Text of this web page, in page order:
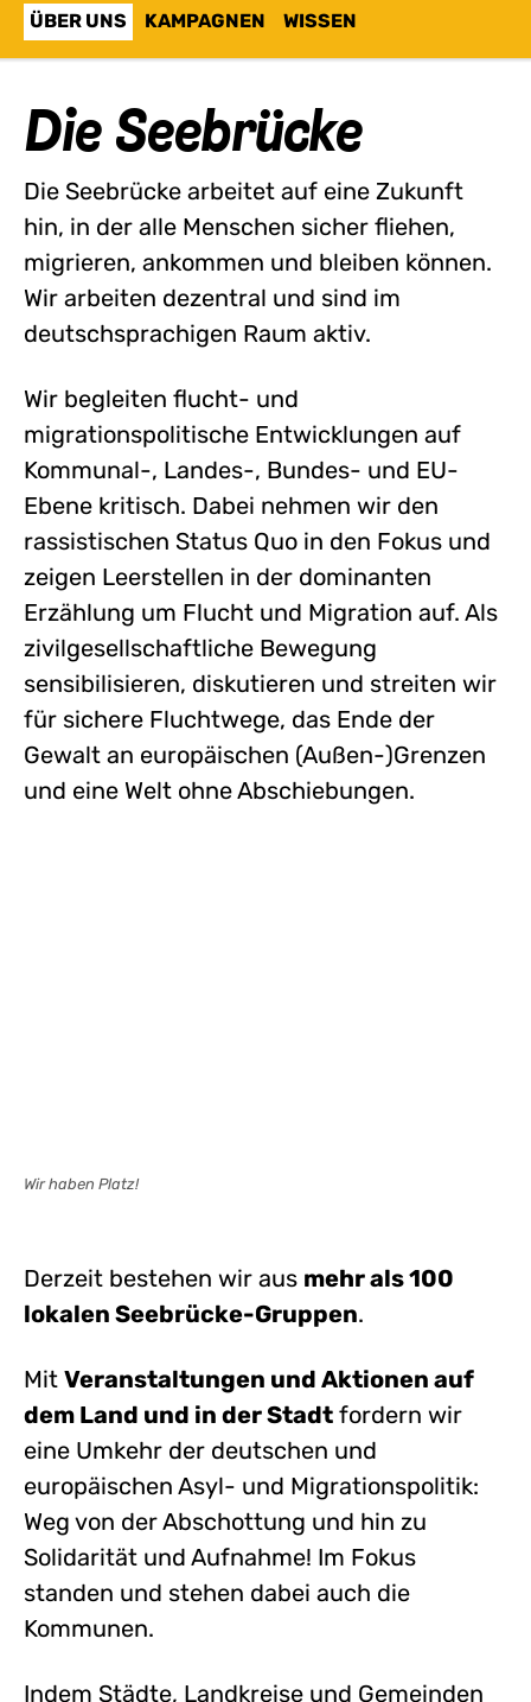
ÜBER UNS KAMPAGNEN WISSEN
Die Seebrücke
Die Seebrücke arbeitet auf eine Zukunft
hin, in der alle Menschen sicher fliehen,
migrieren, ankommen und bleiben können.
Wir arbeiten dezentral und sind im
deutschsprachigen Raum aktiv.
Wir begleiten flucht- und
migrationspolitische Entwicklungen auf
Kommunal-, Landes-, Bundes- und EU-
Ebene kritisch. Dabei nehmen wir den
rassistischen Status Quo in den Fokus und
zeigen Leerstellen in der dominanten
Erzählung um Flucht und Migration auf. Als
zivilgesellschaftliche Bewegung
sensibilisieren, diskutieren und streiten wir
für sichere Fluchtwege, das Ende der
Gewalt an europäischen (Außen-)Grenzen
und eine Welt ohne Abschiebungen.
Wir haben Platz!
Derzeit bestehen wir aus mehr als 100
lokalen Seebrücke-Gruppen.
Mit Veranstaltungen und Aktionen auf
dem Land und in der Stadt fordern wir
eine Umkehr der deutschen und
europäischen Asyl- und Migrationspolitik:
Weg von der Abschottung und hin zu
Solidarität und Aufnahme! Im Fokus
standen und stehen dabei auch die
Kommunen.
Indem Städte, Landkreise und Gemeinden